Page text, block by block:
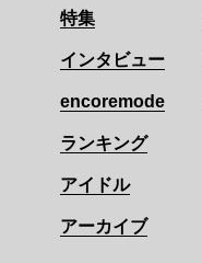
特集
インタビュー
encoremode
ランキング
アイドル
アーカイブ